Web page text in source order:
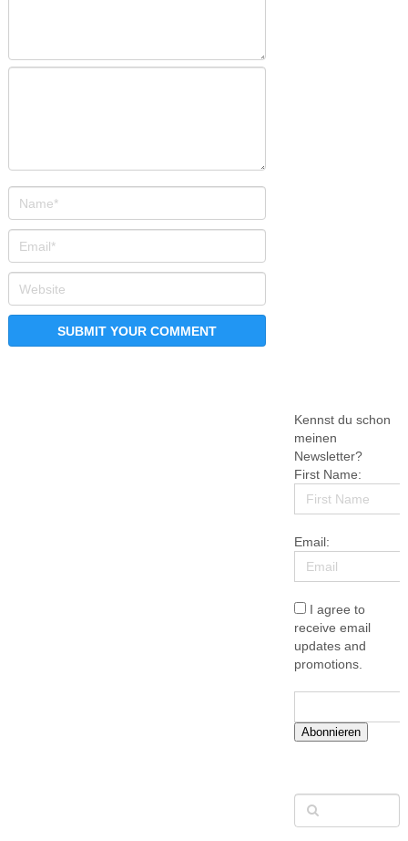
Kennst du schon
meinen
Newsletter?
First Name:
Email:
I agree to
receive email
updates and
promotions.
Abonnieren